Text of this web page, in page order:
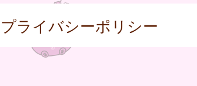
プライバシーポリシー